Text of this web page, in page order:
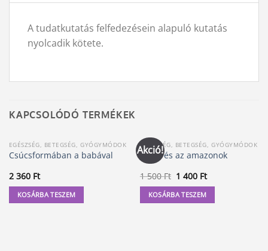
A tudatkutatás felfedezésein alapuló kutatás
nyolcadik kötete.
KAPCSOLÓDÓ TERMÉKEK
EGÉSZSÉG, BETEGSÉG, GYÓGYMÓDOK
Csúcsformában a babával
2 360 Ft
KOSÁRBA TESZEM
Akció!
EGÉSZSÉG, BETEGSÉG, GYÓGYMÓDOK
Amer és az amazonok
1 500Ft Original
price
was:
1
500 Ft.
1 400 FtCurrent
price
is:
1
400 Ft.
KOSÁRBA TESZEM